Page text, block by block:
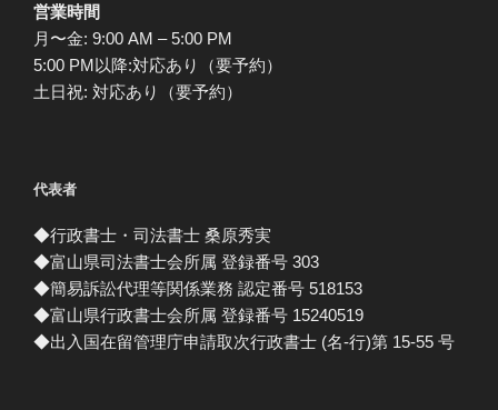
営業時間
月〜金: 9:00 AM – 5:00 PM
5:00 PM以降:対応あり（要予約）
土日祝: 対応あり（要予約）
代表者
◆行政書士・司法書士 桑原秀実
◆富山県司法書士会所属 登録番号 303
◆簡易訴訟代理等関係業務 認定番号 518153
◆富山県行政書士会所属 登録番号 15240519
◆出入国在留管理庁申請取次行政書士 (名-行)第 15-55 号